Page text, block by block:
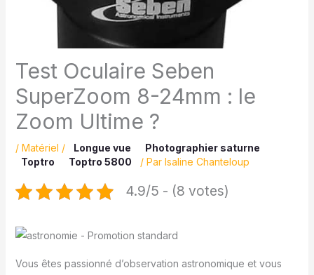
Test Oculaire Seben
SuperZoom 8-24mm : le
Zoom Ultime ?
/ Matériel / Longue vue
Photographier saturne
Toptro
Toptro 5800 / Par Isaline Chanteloup
4.9/5 - (8 votes)
Vous êtes passionné d’observation astronomique et vous